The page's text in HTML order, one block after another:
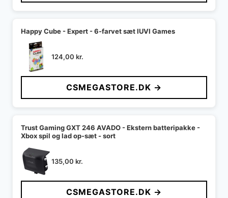
Happy Cube - Expert - 6-farvet sæt IUVI Games
124,00 kr.
CSMEGASTORE.DK →
Trust Gaming GXT 246 AVADO - Ekstern batteripakke -
Xbox spil og lad op-sæt - sort
135,00 kr.
CSMEGASTORE.DK →